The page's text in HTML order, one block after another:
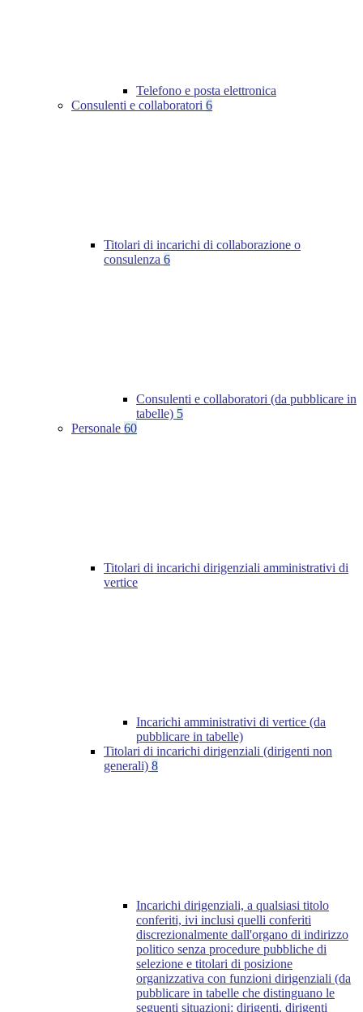
Telefono e posta elettronica
Consulenti e collaboratori 6
Titolari di incarichi di collaborazione o
consulenza 6
Consulenti e collaboratori (da pubblicare in
tabelle) 5
Personale 60
Titolari di incarichi dirigenziali amministrativi di
vertice
Incarichi amministrativi di vertice (da
pubblicare in tabelle)
Titolari di incarichi dirigenziali (dirigenti non
generali) 8
Incarichi dirigenziali, a qualsiasi titolo
conferiti, ivi inclusi quelli conferiti
discrezionalmente dall'organo di indirizzo
politico senza procedure pubbliche di
selezione e titolari di posizione
organizzativa con funzioni dirigenziali (da
pubblicare in tabelle che distinguano le
seguenti situazioni: dirigenti, dirigenti